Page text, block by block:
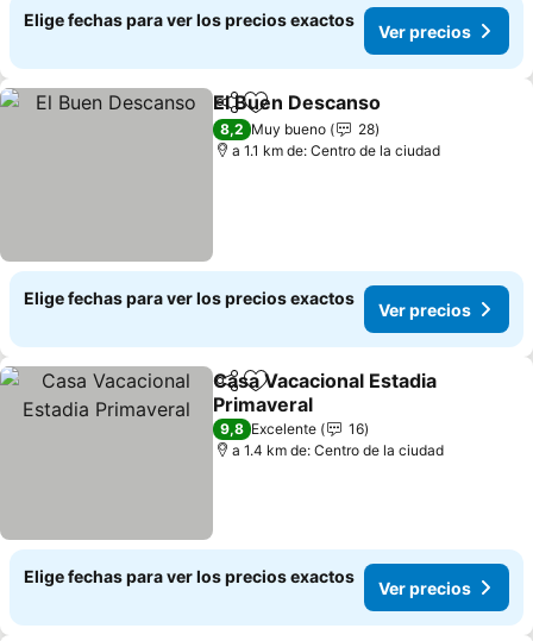
Elige fechas para ver los precios exactos
Ver precios
CompartirAgregar a favoritos
El Buen Descanso
8,2 Muy bueno
28
a 1.1 km de: Centro de la ciudad
Elige fechas para ver los precios exactos
Ver precios
CompartirAgregar a favoritos
Casa Vacacional Estadia
Primaveral
Ver precios
9,8 Excelente
16
a 1.4 km de: Centro de la ciudad
Elige fechas para ver los precios exactos
Ver precios